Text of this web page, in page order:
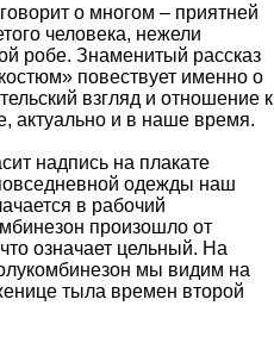
о многом – приятней
человека, нежели
робе. Знаменитый рассказ
повествует именно о
взгляд и отношение к
актуально и в наше время.
надпись на плакате
одежды наш
в рабочий
произошло от
означает цельный. На
мы видим на
тыла времен второй